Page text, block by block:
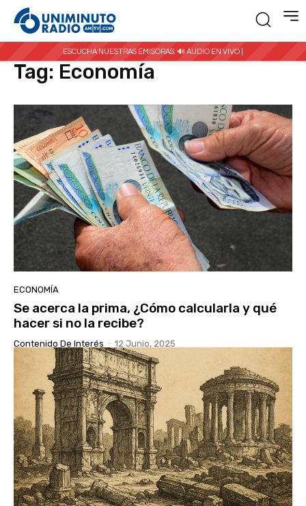
ESCUCHA NUESTRAS EMISORAS: 🔊 AUDIO EN VIVO |
Inicio Etiquetas Economía
Tag: Economía
ECONOMÍA
Se acerca la prima, ¿Cómo calcularla y qué
hacer si no la recibe?
Contenido De Interés - 12 Junio, 2025